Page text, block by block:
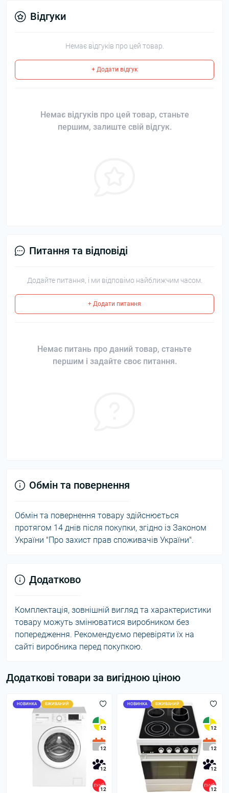
Відгуки
Немає відгуків про цей товар.
+ Додати відгук
Немає відгуків про цей товар, станьте
першим, залиште свій відгук.
Питання та відповіді
Додайте питання, і ми відповімо найближчим часом.
+ Додати питання
Немає питань про даний товар, станьте
першим і задайте своє питання.
Обмін та повернення
Обмін та повернення товару здійснюється
протягом 14 днів після покупки, згідно із Законом
України "Про захист прав споживачів України".
Додатково
Комплектація, зовнішній вигляд та характеристики
товару можуть змінюватися виробником без
попередження. Рекомендуємо перевіряти їх на
сайті виробника перед покупкою.
Додаткові товари за вигідною ціною
НОВИНКА ВЖИВАНИЙ
12
12
12
12
НОВИНКА ВЖИВАНИЙ
12
12
12
12